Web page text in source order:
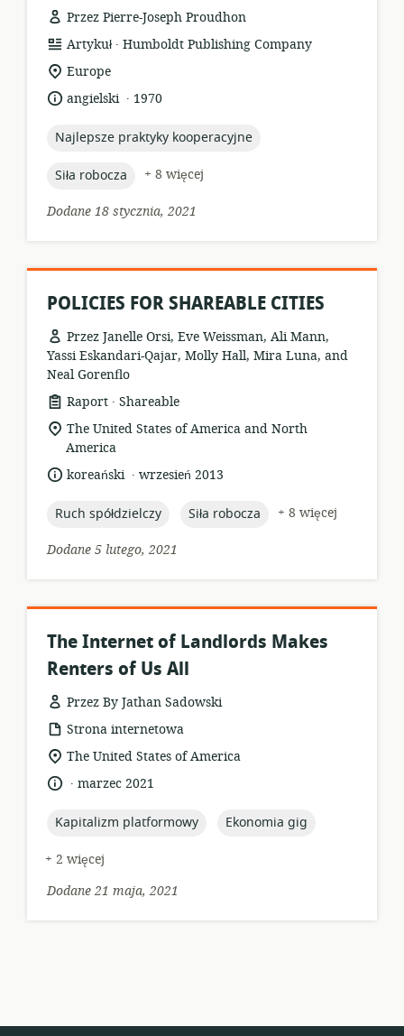
Przez Pierre-Joseph Proudhon
format
zasobów:
Artykuł .
wydawca:
Humboldt Publishing Company
istotna
lokalizacja:
Europe
język:angielski .
data1970
topic:
Najlepsze praktyky kooperacyjne
topic:
Siła robocza
+ 8 więcej
Dodane 18 stycznia, 2021
POLICIES FOR SHAREABLE CITIES
Przez Janelle Orsi, Eve Weissman, Ali Mann,
Yassi Eskandari-Qajar, Molly Hall, Mira Luna, and
Neal Gorenflo
format
zasobów:
Raport .
wydawca:
Shareable
istotna
lokalizacja:
The United States of America and North
America
język:koreański .
datawrzesień 2013
topic:
Ruch spółdzielczy topic:
Siła robocza
+ 8 więcej
Dodane 5 lutego, 2021
The Internet of Landlords Makes
Renters of Us All
Przez By Jathan Sadowski
format
zasobów:
Strona internetowa
istotna
lokalizacja:
The United States of America
język:
.
datamarzec 2021
topic:
Kapitalizm platformowy topic:
Ekonomia gig
+ 2 więcej
Dodane 21 maja, 2021